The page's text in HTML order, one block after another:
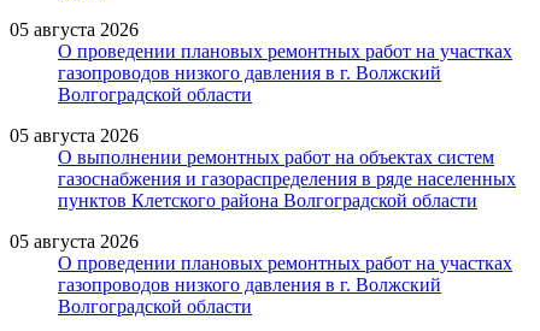
05 августа 2026
О проведении плановых ремонтных работ на участках
газопроводов низкого давления в г. Волжский
Волгоградской области
05 августа 2026
О выполнении ремонтных работ на объектах систем
газоснабжения и газораспределения в ряде населенных
пунктов Клетского района Волгоградской области
05 августа 2026
О проведении плановых ремонтных работ на участках
газопроводов низкого давления в г. Волжский
Волгоградской области